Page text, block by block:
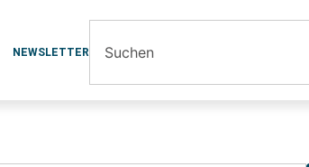
NEWSLETTER